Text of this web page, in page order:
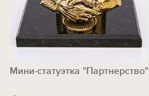
Мини-статуэтка "Партнерство"